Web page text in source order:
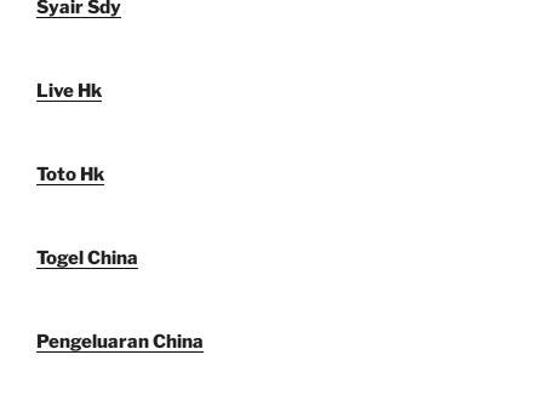
Syair Sdy
Live Hk
Toto Hk
Togel China
Pengeluaran China